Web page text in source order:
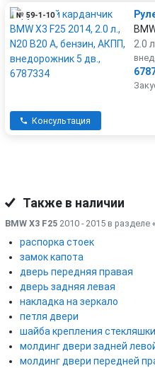
№ 59-1-10
2.0
Консультация
Также в наличии
BMW X3 F25 2010 - 2015 в разделе
распорка стоек
замок капота
дверь передняя правая
дверь задняя левая
накладка на зеркало
петля двери
шайба крепления
молдинг двери задней
молдинг двери передней